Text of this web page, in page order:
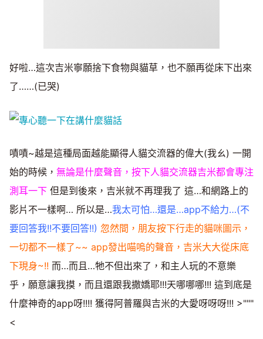
好啦…這次吉米寧願捨下食物與貓草，也不願再從床下出來
了……(已哭)
嘖嘖~越是這種局面越能顯得人貓交流器的偉大(我ㄠ) 一開
始的時候， 無論是什麼聲音，按下人貓交流器吉米都會專注
測耳一下 但是到後來，吉米就不再理我了 這…和網路上的
影片不一樣啊… 所以是…我太可怕…還是…app不給力…(不
要回答我!!不要回答!!) 忽然間，朋友按下行走的貓咪圖示，
一切都不一樣了~~ app發出喵嗚的聲音，吉米大大從床底
下現身~!! 而…而且…牠不但出來了，和主人玩的不意樂
乎，願意讓我摸，而且還跟我撒嬌耶!!!天哪哪哪!!! 這到底是
什麼神奇的app呀!!!! 獲得阿普羅與吉米的大愛呀呀呀!!! >"""
<